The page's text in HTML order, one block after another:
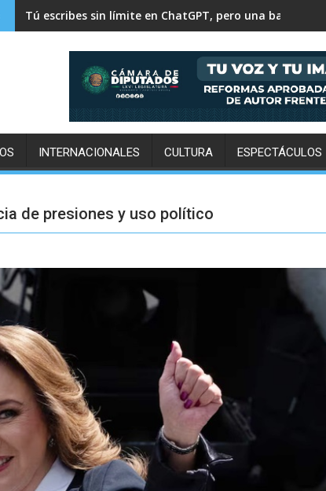
500 mil personas y 30 mil toneladas: el pulso diario de
INTERNACIONALES CULTURA ESPECTÁCULOS
de presiones y uso político